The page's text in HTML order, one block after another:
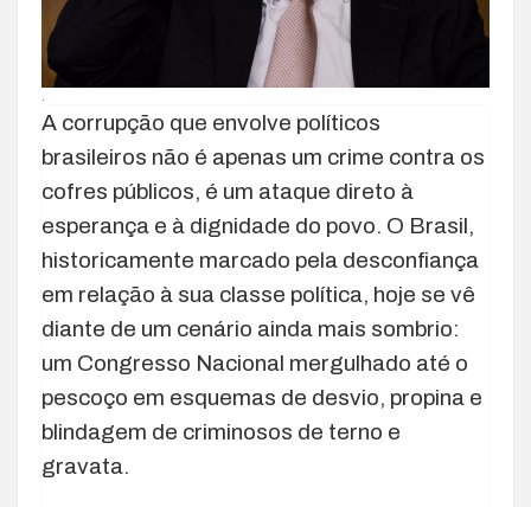
A corrupção que envolve políticos
brasileiros não é apenas um crime contra os
cofres públicos, é um ataque direto à
esperança e à dignidade do povo. O Brasil,
historicamente marcado pela desconfiança
em relação à sua classe política, hoje se vê
diante de um cenário ainda mais sombrio:
um Congresso Nacional mergulhado até o
pescoço em esquemas de desvio, propina e
blindagem de criminosos de terno e
gravata.